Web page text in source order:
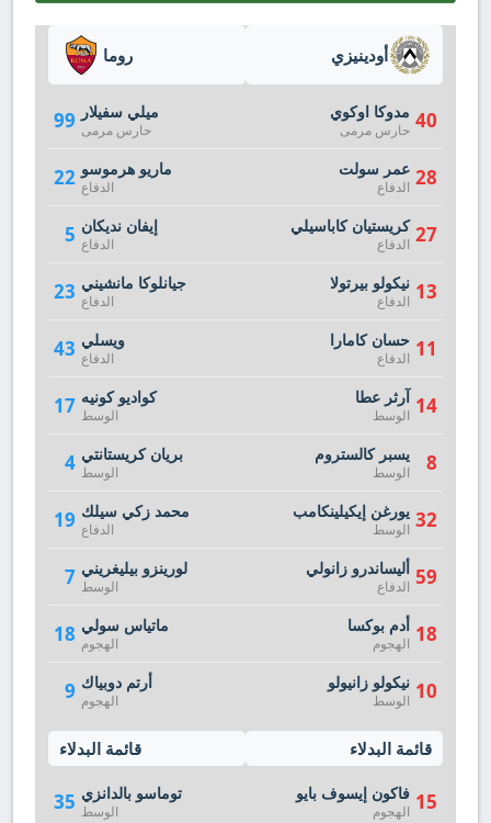
روما
99 ميلي سفيلار
حارس مرمى
22 ماريو هرموسو
الدفاع
5 إيفان نديكان
الدفاع
23 جيانلوكا مانشيني
الدفاع
43 ويسلي
الدفاع
17 كواديو كونيه
الوسط
4 بريان كريستانتي
الوسط
19 محمد زكي سيلك
الدفاع
7 لورينزو بيليغريني
الوسط
18 ماتياس سولي
الهجوم
9 أرتم دوبياك
الهجوم
قائمة البدلاء
35 توماسو بالدانزي
الوسط
أودينيزي
40 مدوكا اوكوي
حارس مرمى
28 عمر سولت
الدفاع
27 كريستيان كاباسيلي
الدفاع
13 نيكولو بيرتولا
الدفاع
11 حسان كامارا
الدفاع
14 آرثر عطا
الوسط
8 يسبر كالستروم
الوسط
32 يورغن إيكيلينكامب
الوسط
59 أليساندرو زانولي
الدفاع
18 أدم بوكسا
الهجوم
10 نيكولو زانيولو
الوسط
قائمة البدلاء
15 فاكون إيسوف بايو
الهجوم